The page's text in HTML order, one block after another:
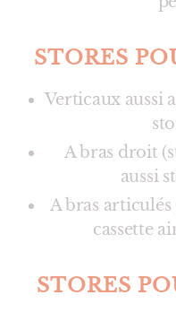
STORES
Verticaux aussi
A bras droit
aussi
A bras
cassette
STORES